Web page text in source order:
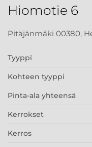
Hiomotie 6
Pitäjänmäki 00380,
Tyyppi
Kohteen tyyppi
Pinta-ala yhteensä
Kerrokset
Kerros